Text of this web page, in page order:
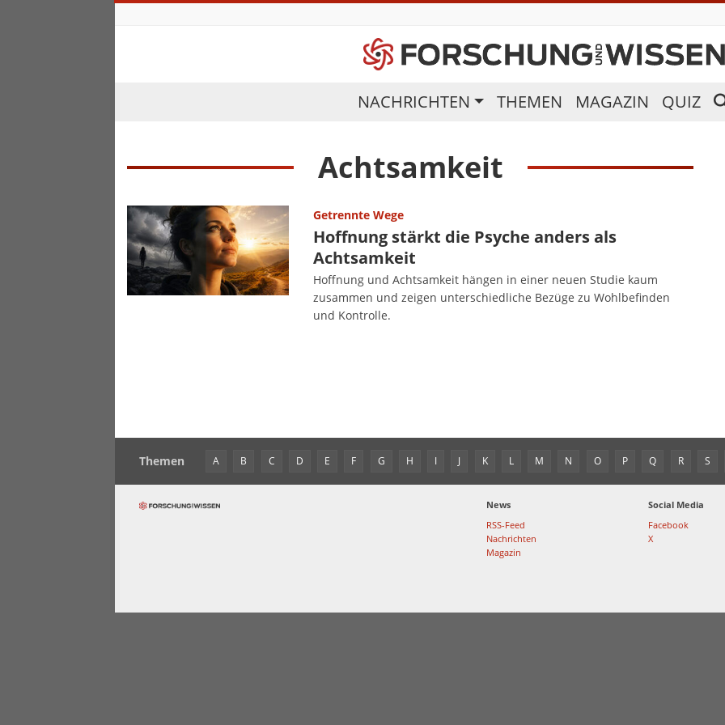
NACHRICHTEN THEMEN MAGAZIN QUIZ
Achtsamkeit
Getrennte Wege
Hoffnung stärkt die Psyche anders als
Achtsamkeit
Hoffnung und Achtsamkeit hängen in einer neuen Studie kaum
zusammen und zeigen unterschiedliche Bezüge zu Wohlbefinden
und Kontrolle.
Themen A B C D E F G H I J K L M N O P Q R S
News
RSS-Feed
Nachrichten
Magazin
Social Media
Facebook
X